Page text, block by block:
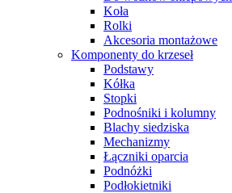
Koła
Rolki
Akcesoria montażowe
Komponenty do krzeseł
Podstawy
Kółka
Stopki
Podnośniki i kolumny
Blachy siedziska
Mechanizmy
Łączniki oparcia
Podnóżki
Podłokietniki